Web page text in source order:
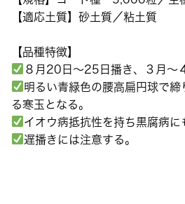
【適応土質】砂土質／粘土質
【品種特徴】
８月20日〜25日播き、３月〜
明るい青緑色の腰高扁円球で
る寒玉となる。
イオウ病抵抗性を持ち黒腐病に
遅播きには注意する。